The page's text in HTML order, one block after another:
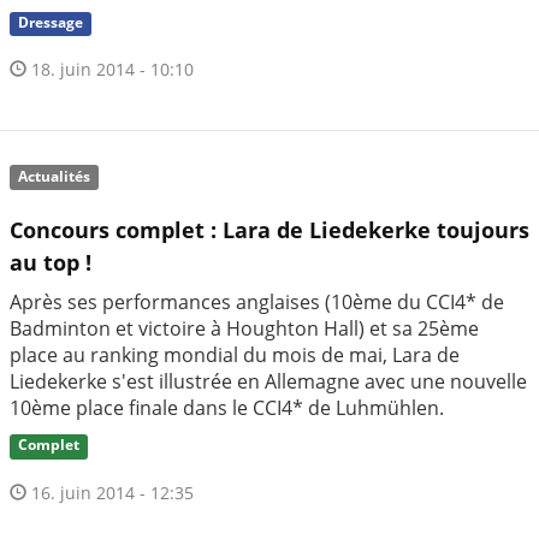
Dressage
18. juin 2014 - 10:10
Actualités
Concours complet : Lara de Liedekerke toujours
au top !
Après ses performances anglaises (10ème du CCI4* de
Badminton et victoire à Houghton Hall) et sa 25ème
place au ranking mondial du mois de mai, Lara de
Liedekerke s'est illustrée en Allemagne avec une nouvelle
10ème place finale dans le CCI4* de Luhmühlen.
Complet
16. juin 2014 - 12:35